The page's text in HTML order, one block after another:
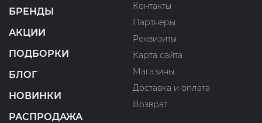
БРЕНДЫ
АКЦИИ
ПОДБОРКИ
БЛОГ
НОВИНКИ
РАСПРОДАЖА
Контакты
Партнеры
Реквизиты
Карта сайта
Магазины
Доставка и оплата
Возврат